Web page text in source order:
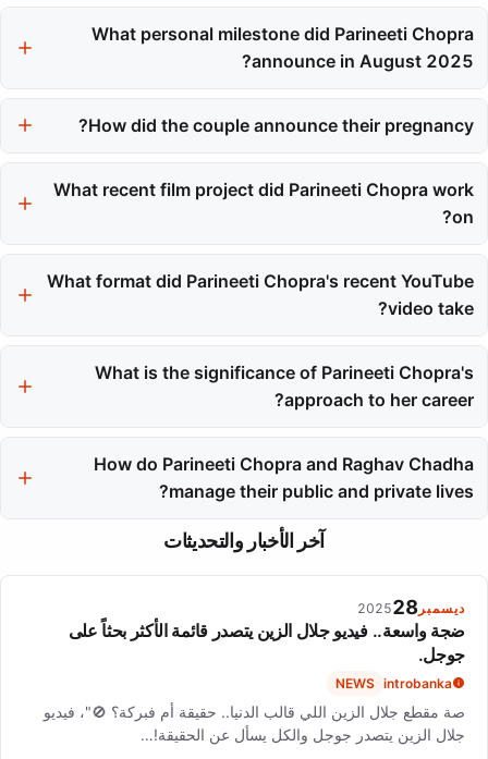
Chadha in a celebrated ceremony.
What personal milestone did Parineeti Chopra
announce in August 2025?
husband, Raghav Chadha, were expecting their first child.
How did the couple announce their pregnancy?
post that featured a cake with '1+1=3' and accompanying
video showing Parineeti visibly pregnant.
What recent film project did Parineeti Chopra work
on?
'Amar Singh Chamkila', showcasing her acting range.
What format did Parineeti Chopra's recent YouTube
video take?
featuring her husband as the first guest.
What is the significance of Parineeti Chopra's
approach to her career?
challenge her creatively, prioritizing craft over commercial
predictability.
How do Parineeti Chopra and Raghav Chadha
manage their public and private lives?
The couple balances their public personas with private joy,
sharing genuine moments while protecting their family's privacy.
آخر الأخبار والتحديثات
ديسمبر 28
2025
ضجة واسعة.. فيديو جلال الزين يتصدر قائمة الأكثر بحثاً على
جوجل.
introbanka
NEWS
صة مقطع جلال الزين اللي قالب الدنيا.. حقيقة أم فبركة؟ 🚫"، فيديو
جلال الزين يتصدر جوجل والكل يسأل عن الحقيقة!…